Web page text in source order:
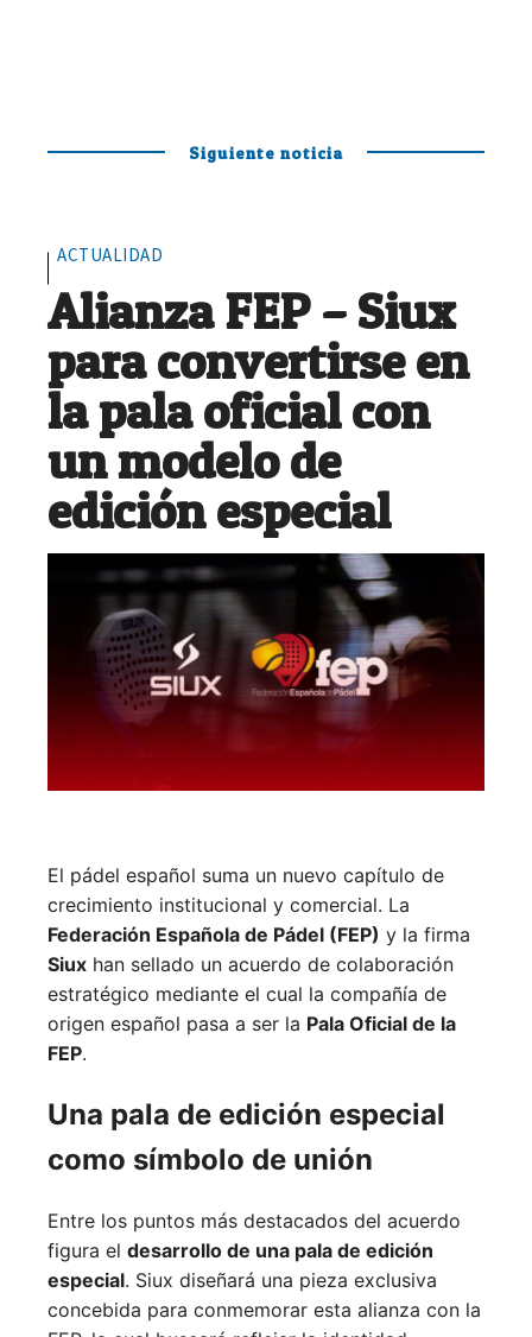
Siguiente noticia
ACTUALIDAD
Alianza FEP – Siux
para convertirse en
la pala oficial con
un modelo de
edición especial
El pádel español suma un nuevo capítulo de
crecimiento institucional y comercial. La
Federación Española de Pádel (FEP) y la firma
Siux han sellado un acuerdo de colaboración
estratégico mediante el cual la compañía de
origen español pasa a ser la Pala Oficial de la
FEP.
Una pala de edición especial
como símbolo de unión
Entre los puntos más destacados del acuerdo
figura el desarrollo de una pala de edición
especial. Siux diseñará una pieza exclusiva
concebida para conmemorar esta alianza con la